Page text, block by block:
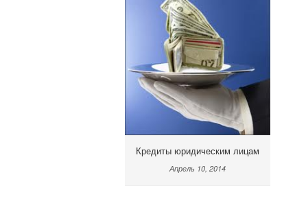
Кредиты юридическим лицам
Апрель 10, 2014